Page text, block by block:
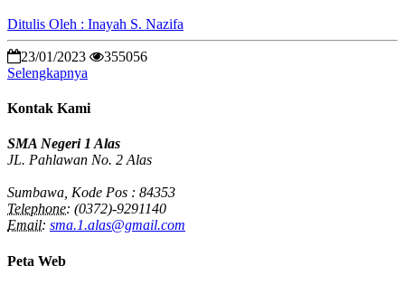
Ditulis Oleh : Inayah S. Nazifa
23/01/2023
355056
Selengkapnya
Kontak Kami
SMA Negeri 1 Alas
JL. Pahlawan No. 2 Alas
Sumbawa, Kode Pos : 84353
Telephone: (0372)-9291140
Email: sma.1.alas@gmail.com
Peta Web